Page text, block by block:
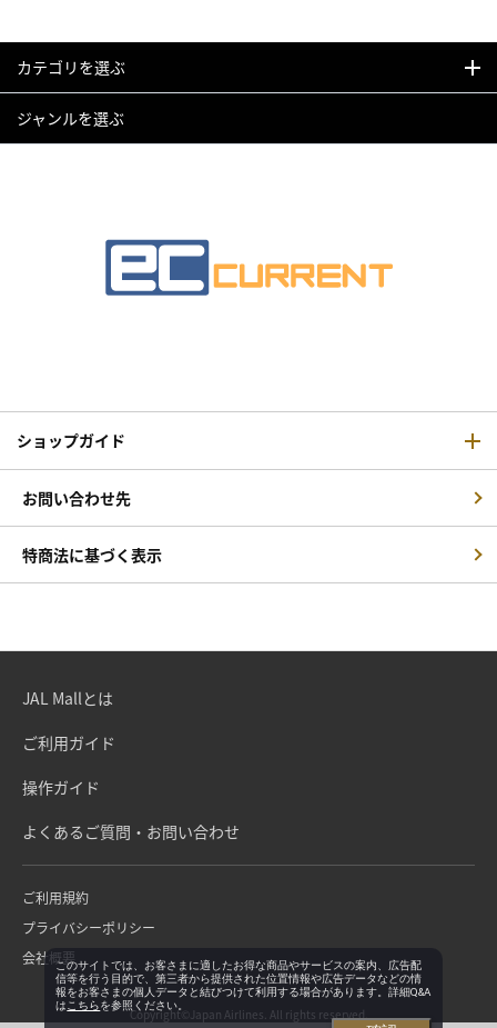
カテゴリを選ぶ
ジャンルを選ぶ
ショップガイド
お問い合わせ先
特商法に基づく表示
JAL Mallとは
ご利用ガイド
操作ガイド
よくあるご質問・お問い合わせ
ご利用規約
プライバシーポリシー
会社概要
Copyright©Japan Airlines. All rights reserved.
このサイトでは、お客さまに適したお得な商品やサービスの案内、広告配
信等を行う目的で、第三者から提供された位置情報や広告データなどの情
報をお客さまの個人データと結びつけて利用する場合があります。詳細Q&A
は こちらを参照ください。